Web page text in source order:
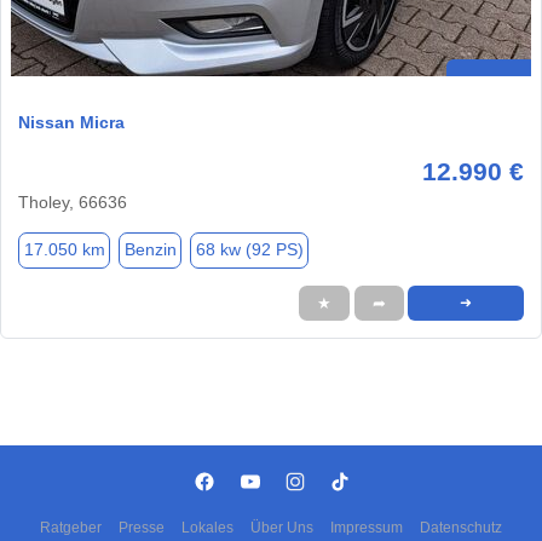
Nissan Micra
12.990 €
Tholey, 66636
17.050 km Benzin 68 kw (92 PS)
★ ➦ ➜
Ratgeber Presse Lokales Über Uns Impressum Datenschutz